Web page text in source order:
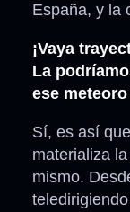
España, y la
¡Vaya
La
ese
Sí, es así
materializa
mismo.
teledirigiendo